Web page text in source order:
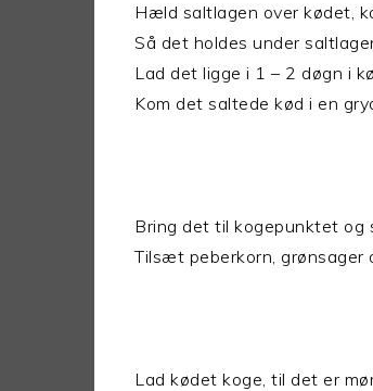
Hæld saltlagen over kødet,
Så det holdes under
Lad det ligge i 1 – 2 døgn i
Kom det saltede kød i en
Bring det til kogepunktet og
Tilsæt peberkorn, grønsager
Lad kødet koge, til det er